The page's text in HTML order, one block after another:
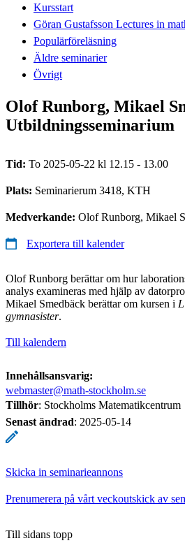
Kursstart
Göran Gustafsson Lectures in
Populärföreläsning
Äldre seminarier
Övrigt
Olof Runborg, Mikael
Utbildningsseminarium
Tid: To 2025-05-22 kl 12.15 - 13.00
Plats: Seminarierum 3418, KTH
Medverkande: Olof Runborg, Mikael
Exportera till kalender
Olof Runborg berättar om hur
analys examineras med hjälp av
Mikael Smedbäck berättar om kursen i
gymnasister.
Till kalendern
Innehållsansvarig:
webmaster@math-stockholm.se
Tillhör: Stockholms Matematikcentrum
Senast ändrad: 2025-05-14
Skicka in seminarieannons
Prenumerera på vårt veckoutskick av
Till sidans topp